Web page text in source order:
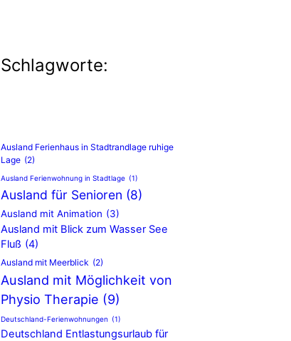
Schlagworte:
Ausland Ferienhaus in Stadtrandlage ruhige
Lage (2)
Ausland Ferienwohnung in Stadtlage (1)
Ausland für Senioren (8)
Ausland mit Animation (3)
Ausland mit Blick zum Wasser See
Fluß (4)
Ausland mit Meerblick (2)
Ausland mit Möglichkeit von
Physio Therapie (9)
Deutschland-Ferienwohnungen (1)
Deutschland Entlastungsurlaub für